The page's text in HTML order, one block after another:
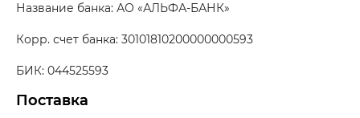
Название банка: АО «АЛЬФА-БАНК»
Корр. счет банка: 30101810200000000593
БИК: 044525593
Поставка